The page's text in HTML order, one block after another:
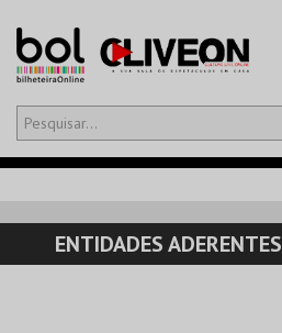
Olá,iniciar sessão
CARRINHO
EVENTOS
ENTIDADES ADERENTES